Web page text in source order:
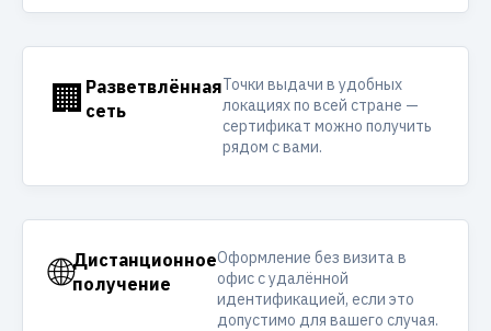
🏢 Разветвлённая
сеть
Точки выдачи в удобных
локациях по всей стране —
сертификат можно получить
рядом с вами.
🌐Дистанционное
получение
Оформление без визита в
офис с удалённой
идентификацией, если это
допустимо для вашего случая.